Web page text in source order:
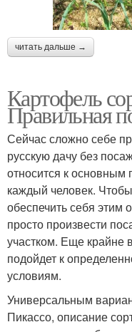
читать дальше →
Картофель
Правильная
Сейчас сложно себе
русскую дачу без
относится к основным
каждый человек.
обеспечить себя этим
просто произвести
участком. Еще крайне
подойдет к
условиям.
Универсальным
Пикассо, описание